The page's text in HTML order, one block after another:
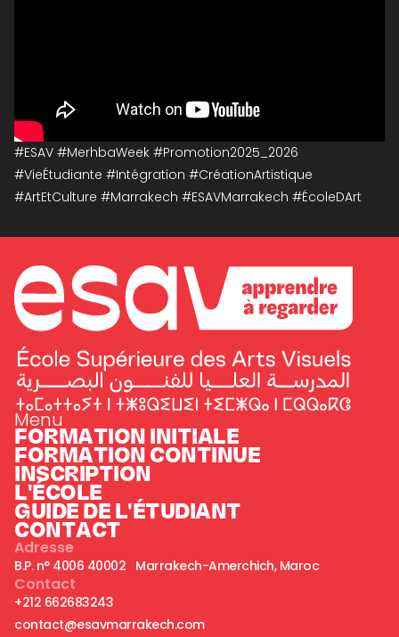
#ESAV #MerhbaWeek #Promotion2025_2026
#VieÉtudiante #Intégration #CréationArtistique
#ArtEtCulture #Marrakech #ESAVMarrakech #ÉcoleDArt
Menu
FORMATION INITIALE
FORMATION CONTINUE
INSCRIPTION
L'ÉCOLE
GUIDE DE L'ÉTUDIANT
CONTACT
Adresse
B.P. n° 4006 40002 Marrakech-Amerchich, Maroc
Contact
+212 662683243
contact@esavmarrakech.com